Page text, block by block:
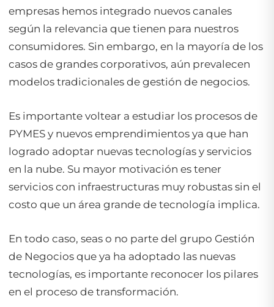
empresas hemos integrado nuevos canales
según la relevancia que tienen para nuestros
consumidores. Sin embargo, en la mayoría de los
casos de grandes corporativos, aún prevalecen
modelos tradicionales de gestión de negocios.
Es importante voltear a estudiar los procesos de
PYMES y nuevos emprendimientos ya que han
logrado adoptar nuevas tecnologías y servicios
en la nube. Su mayor motivación es tener
servicios con infraestructuras muy robustas sin el
costo que un área grande de tecnología implica.
En todo caso, seas o no parte del grupo Gestión
de Negocios que ya ha adoptado las nuevas
tecnologías, es importante reconocer los pilares
en el proceso de transformación.